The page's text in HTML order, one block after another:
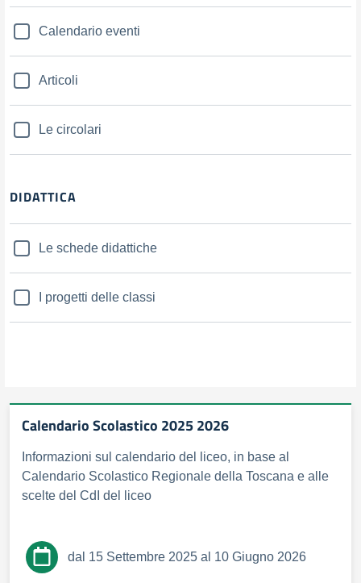
Calendario eventi
Articoli
Le circolari
DIDATTICA
Le schede didattiche
I progetti delle classi
Calendario Scolastico 2025 2026
Informazioni sul calendario del liceo, in base al
Calendario Scolastico Regionale della Toscana e alle
scelte del CdI del liceo
dal 15 Settembre 2025 al 10 Giugno 2026